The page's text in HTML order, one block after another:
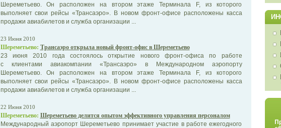
Шереметьево. Он расположен на втором этаже Терминала F, из которого
выполняет свои рейсы «Трансаэро». В новом фронт-офисе расположены касса
продажи авиабилетов и служба организации ...
23 Июня 2010
Шереметьево: Трансаэро открыла новый фронт-офис в Шереметьево
23 июня 2010 года состоялось открытие нового фронт-офиса по работе
с клиентами авиакомпании «Трансаэро» в Международном аэропорту
Шереметьево. Он расположен на втором этаже Терминала F, из которого
выполняет свои рейсы «Трансаэро». В новом фронт-офисе расположены касса
продажи авиабилетов и служба организации ...
22 Июня 2010
Шереметьево: Шереметьево делится опытом эффективного управления персоналом
Международный аэропорт Шереметьево принимает участие в работе ежегодного